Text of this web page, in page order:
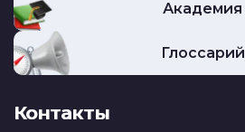
Академия
Глоссарий
Контакты